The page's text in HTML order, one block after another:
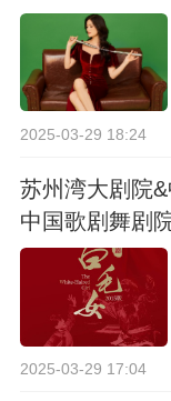
2025-03-29 18:24
苏州湾大剧院
中国歌剧舞剧
2025-03-29 17:04